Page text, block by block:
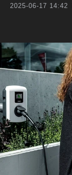
2025-06-17 14:42